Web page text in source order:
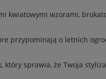
kwiatowymi wzorami,
przypominają o letnich
sprawia, że Twoja